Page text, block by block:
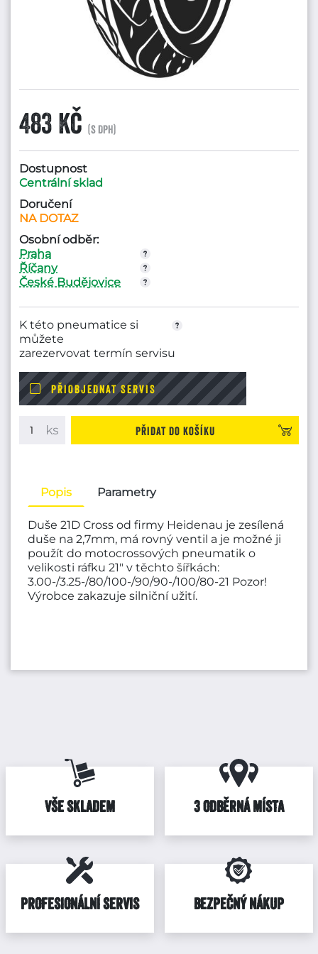
483 Kč (s DPH)
Dostupnost
Centrální sklad
Doručení
NA DOTAZ
Osobní odběr:
Praha
Říčany
České Budějovice
K této pneumatice si
můžete
zarezervovat termín servisu
PŘIOBJEDNAT SERVIS
Přidat do košíku
Popis Parametry
Duše 21D Cross od firmy Heidenau je zesílená
duše na 2,7mm, má rovný ventil a je možné ji
použít do motocrossových pneumatik o
velikosti ráfku 21" v těchto šířkách:
3.00-/3.25-/80/100-/90/90-/100/80-21 Pozor!
Výrobce zakazuje silniční užití.
VŠE SKLADEM 3 ODBĚRNÁ MÍSTA
PROFESIONÁLNÍ SERVIS BEZPEČNÝ NÁKUP